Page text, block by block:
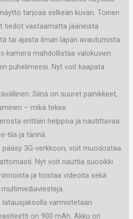
tarjoaa selkeän kuvan. Toinen
tiedot vastaamatta jääneistä
tai ajasta ilman läpän avautumista.
kamera mahdollistaa valokuvien
puhelimeesi. Nyt voit kaapata
Siinä on suuret painikkeet,
– mikä tekee
erittäin helppoa ja nautittavaa.
tila ja tärinä.
3G-verkkoon, voit muodostaa
Nyt voit nauttia suosikki
ja toistaa videoita sekä
latausjaksolla varmistetaan
on 900 mAh. Akku on